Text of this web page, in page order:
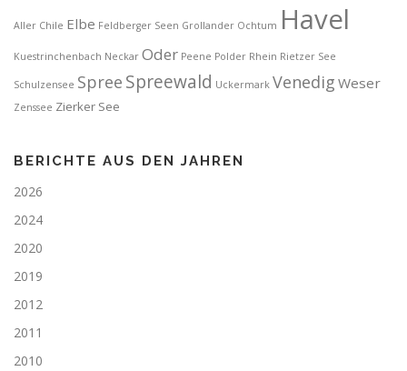
a
t
i
o
Aller Chile Elbe Feldberger Seen Grollander Ochtum Havel
Kuestrinchenbach Neckar Oder Peene Polder Rhein Rietzer See
Schulzensee Spree Spreewald Uckermark Venedig Weser
Zenssee Zierker See
BERICHTE AUS DEN JAHREN
2026
2024
2020
2019
2012
2011
2010